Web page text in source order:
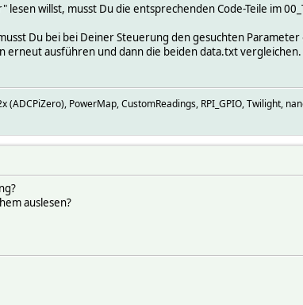
willst, musst Du die entsprechenden Code-Teile im
Du bei bei Deiner Steuerung den gesuchten
erneut ausführen und dann die beiden data.txt
(ADCPiZero), PowerMap, CustomReadings, RPI_GPIO, Twilight,
auslesen?